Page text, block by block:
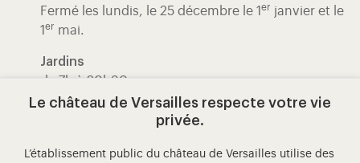
Fermé les lundis, le 25 décembre le 1 er janvier et le
1 er mai.
Jardins
de 7h à 20h30
Ouverts tous les jours
de 7h à 20h30
Le château de Versailles respecte votre vie
privée.
L’établissement public du château de Versailles utilise des